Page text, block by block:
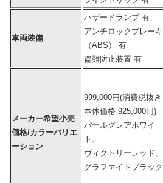
車両装備
ハザードランプ 有
アンチロックブレーキ
（ABS） 有
盗難防止装置 有
メーカー希望小売
価格/カラーバリエ
ーション
999,000円(消費税抜き
本体価格 925,000円)
パールグレアホワイ
ト、
ヴィクトリーレッド、
グラファイトブラック